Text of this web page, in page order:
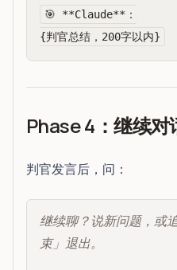
🎯 **Claude**：
Phase 4：继续对
判官发言后，问：
继续聊？说新问题，或
束」退出。